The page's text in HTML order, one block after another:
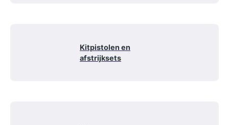
Kitpistolen en
afstrijksets